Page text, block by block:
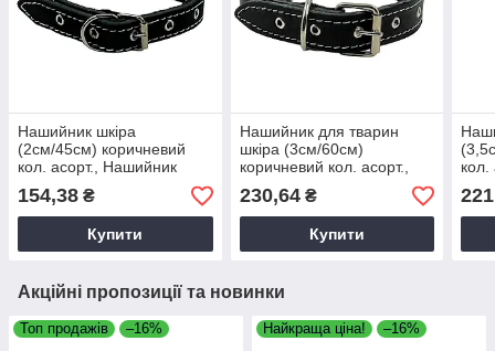
Нашийник шкіра
(2см/45см) коричневий
кол. асорт., Нашийник
шкіряний 2 см 45 см,
Нашийник для собак
міцний
154,38 ₴
Купити
Нашийник для тварин
шкіра (3см/60см)
коричневий кол. асорт.,
Шкіряний нашийник для
собак
230,64₴
Купити
кол.
Акційні пропозиції та новинки
Топ продажів –16% Найкраща ціна! –16%